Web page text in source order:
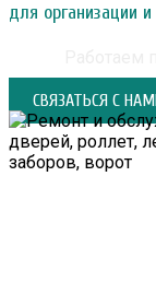
для организации
СВЯЗАТЬСЯ С